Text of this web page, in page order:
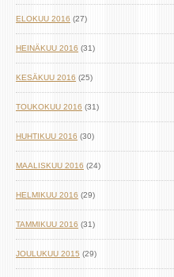
ELOKUU 2016 (27)
HEINÄKUU 2016 (31)
KESÄKUU 2016 (25)
TOUKOKUU 2016 (31)
HUHTIKUU 2016 (30)
MAALISKUU 2016 (24)
HELMIKUU 2016 (29)
TAMMIKUU 2016 (31)
JOULUKUU 2015 (29)